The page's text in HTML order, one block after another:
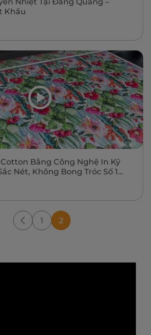
Khẩu
Bằng Công Nghệ In Kỹ
Nét, Không Bong Tróc Số 1
1 2